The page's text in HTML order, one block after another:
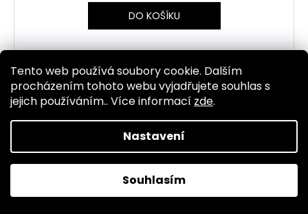
Tento web používá soubory cookie. Dalším
procházením tohoto webu vyjadřujete souhlas s
jejich používáním.. Více informací zde.
Nastavení
Souhlasím
DO KOŠÍKU
Kód:1569